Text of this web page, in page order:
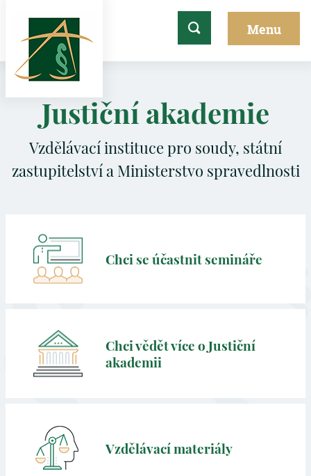
Justiční akademie
Vzdělávací instituce pro soudy, státní
zastupitelství a Ministerstvo spravedlnosti
Chci se účastnit semináře
Chci vědět více o Justiční
akademii
Vzdělávací materiály